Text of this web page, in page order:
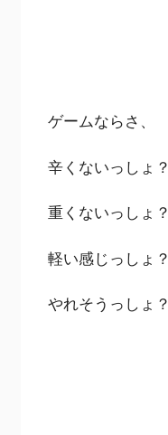
ゲームならさ、
辛くないっしょ？
重くないっしょ？
軽い感じっしょ？
やれそうっしょ？